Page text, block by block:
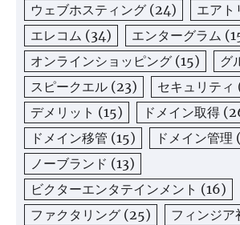
ウェブホスティング (24) エアト
エレコム (34) エンターグラム
オンラインショッピング (15) グ
スピークエル (23) セキュリティ
デメリット (15) ドメイン取得
ドメイン移管 (15) ドメイン管理
ノーブランド (13)
ビクターエンタテインメント (16)
ファクタリング (25) フィンジア